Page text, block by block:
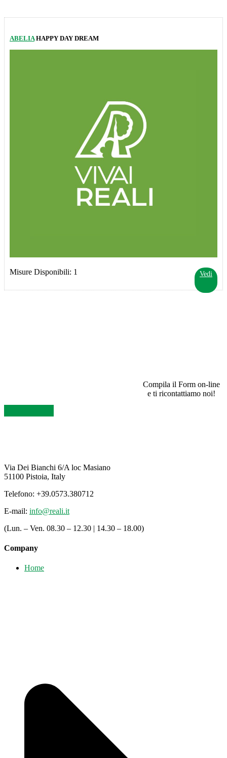
ABELIAHAPPY DAY DREAM
Vedi
Misure Disponibili: 1
Compila il Form on-line
e ti ricontattiamo noi!
Via Dei Bianchi 6/A loc Masiano
51100 Pistoia, Italy
Telefono: +39.0573.380712
E-mail: info@reali.it
(Lun. – Ven. 08.30 – 12.30 | 14.30 – 18.00)
Company
Home